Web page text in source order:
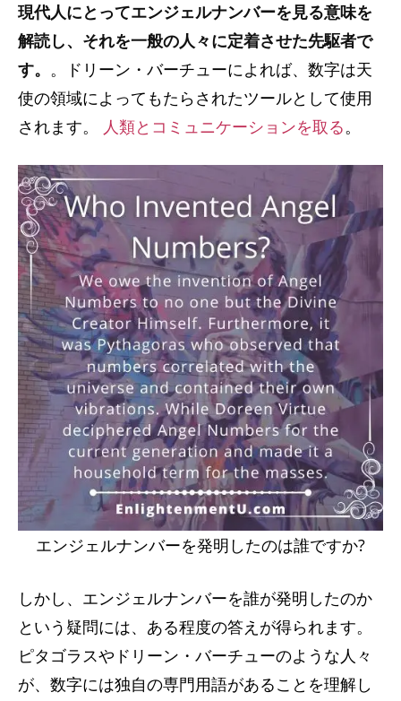
現代人にとってエンジェルナンバーを見る意味を
解読し、それを一般の人々に定着させた先駆者で
す。 。ドリーン・バーチューによれば、数字は天
使の領域によってもたらされたツールとして使用
されます。
人類とコミュニケーションを取る。
エンジェルナンバーを発明したのは誰ですか?
しかし、エンジェルナンバーを誰が発明したのか
という疑問には、ある程度の答えが得られます。
ピタゴラスやドリーン・バーチューのような人々
が、数字には独自の専門用語があることを理解し